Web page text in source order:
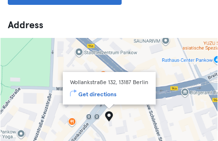
Address
Wollankstraße 132, 13187 Berlin
Get directions